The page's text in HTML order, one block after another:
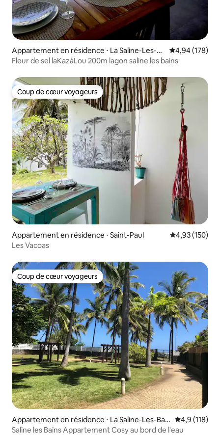
Appartement en résidence ⋅ La Saline-Les-Ba
ins
Évaluation
4,94 (178)
Fleur de sel laKazàLou 200m lagon saline les bains
Coup de cœur voyageurs
Coup de cœur voyageurs
Appartement en résidence ⋅ Saint-Paul Évaluation
4,93 (150)
Les Vacoas
Coup de cœur voyageurs
Coup de cœur voyageurs
Appartement en résidence ⋅ La Saline-Les-Bain
s
Évaluation
4,9 (118)
Saline les Bains Appartement Cosy au bord de l'eau